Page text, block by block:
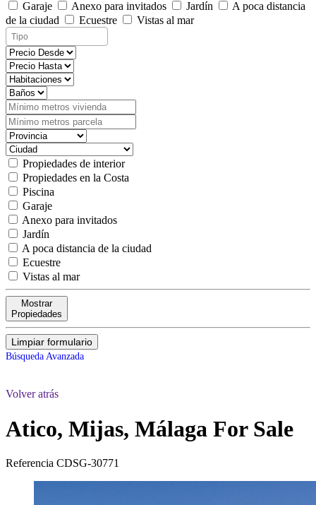
Garaje
Anexo para invitados Jardín
A poca distancia
de la ciudad
Ecuestre Vistas al mar
Propiedades de interior
Propiedades en la Costa
Piscina
Garaje
Anexo para invitados
Jardín
A poca distancia de la ciudad
Ecuestre
Vistas al mar
Mostrar
Propiedades
Limpiar formulario
Búsqueda Avanzada
Volver atrás
Atico, Mijas, Málaga For Sale
Referencia CDSG-30771